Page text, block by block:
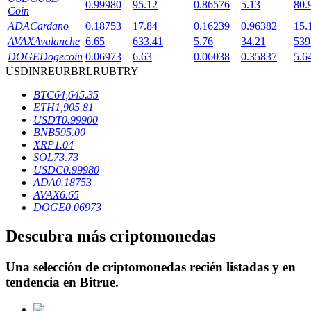
Bloqueos BTR
Servicio de préstamos respaldado por criptomonedas
Coin
0.99980 95.12 0.86576 5.13
ADACardano 0.18753 17.84 0.16239 0.96382
AVAXAvalanche 6.65 633.41 5.76 34.21
DOGEDogecoin 0.06973 6.63 0.06038 0.35837
USDINREURBRLRUBTRY
BTC64,645.35
ETH1,905.81
USDT0.99900
BNB595.00
XRP1.04
SOL73.73
USDC0.99980
ADA0.18753
AVAX6.65
DOGE0.06973
Descubra más criptomonedas
Una selección de criptomonedas recién listadas y en
tendencia en Bitrue.